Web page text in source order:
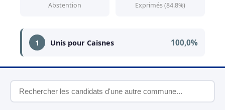
Abstention Exprimés (84.8%)
1 Unis pour Caisnes 100,0%